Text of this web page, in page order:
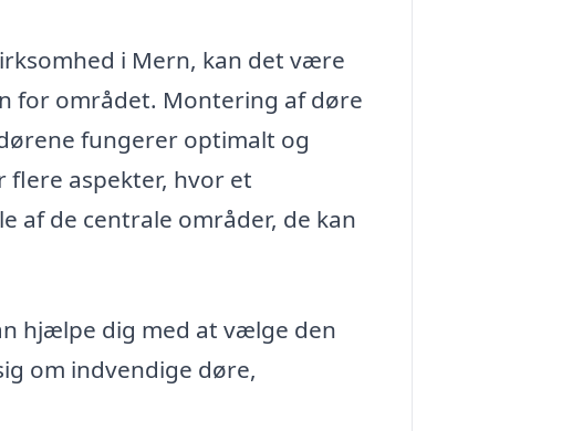
i Mern, kan det være
for området. Montering af døre
fungerer optimalt og
aspekter, hvor et
af de centrale områder, de kan
hjælpe dig med at vælge den
om indvendige døre,